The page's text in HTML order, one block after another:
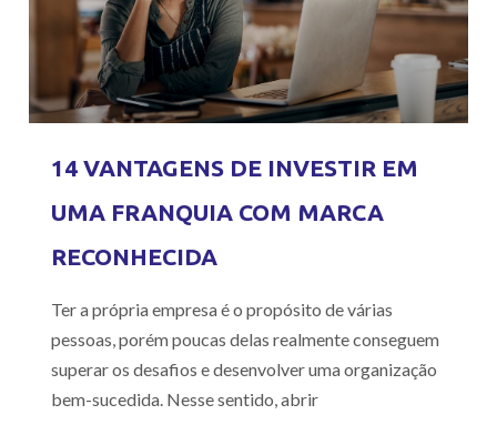
14 VANTAGENS DE INVESTIR EM
UMA FRANQUIA COM MARCA
RECONHECIDA
Ter a própria empresa é o propósito de várias
pessoas, porém poucas delas realmente conseguem
superar os desafios e desenvolver uma organização
bem-sucedida. Nesse sentido, abrir